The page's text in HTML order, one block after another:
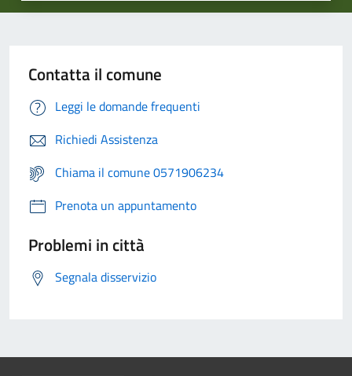
Contatta il comune
Leggi le domande frequenti
Richiedi Assistenza
Chiama il comune 0571906234
Prenota un appuntamento
Problemi in città
Segnala disservizio